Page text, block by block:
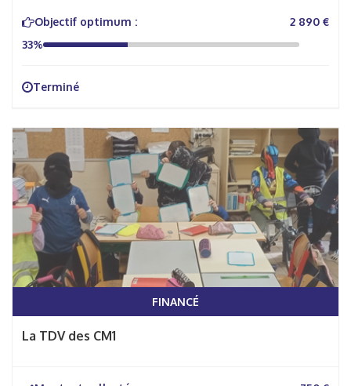
Objectif optimum :
2 890 €
33%
Terminé
FINANCÉ
La TDV des CM1